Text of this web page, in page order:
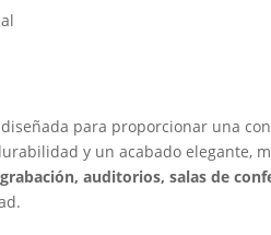
para proporcionar una
y un acabado elegante,
auditorios, salas de